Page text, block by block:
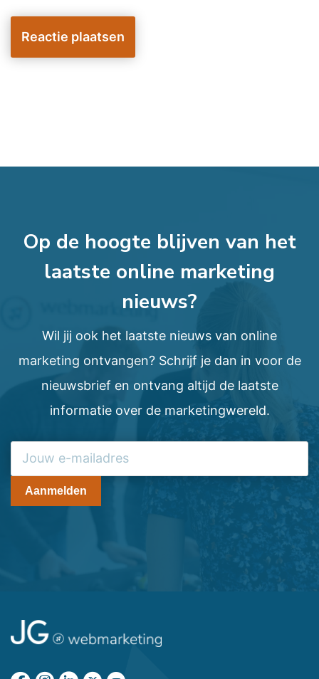
Op de hoogte blijven van het
laatste online marketing
nieuws?
Wil jij ook het laatste nieuws van online
marketing ontvangen? Schrijf je dan in voor de
nieuwsbrief en ontvang altijd de laatste
informatie over de marketingwereld.
Aanmelden